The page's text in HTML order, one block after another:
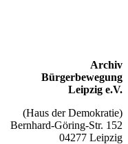
Archiv
Bürgerbewegung
Leipzig e.V.
(Haus der Demokratie)
Bernhard-Göring-Str. 152
04277 Leipzig